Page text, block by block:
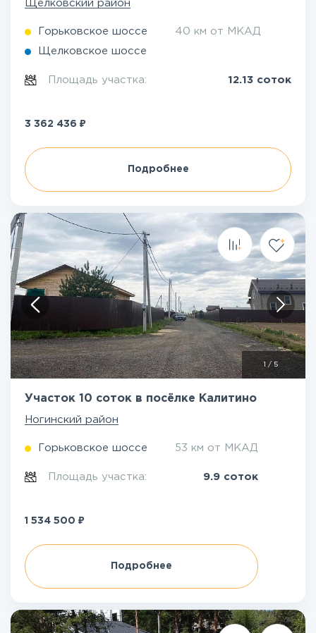
Щелковский район
Горьковское шоссе 40 км от МКАД
Щелковское шоссе
Площадь участка: 12.13 соток
3 362 436 ₽
Подробнее
/ 5
Участок 10 соток в посёлке Калитино
Ногинский район
Горьковское шоссе 53 км от МКАД
Площадь участка: 9.9 соток
1 534 500 ₽
Подробнее